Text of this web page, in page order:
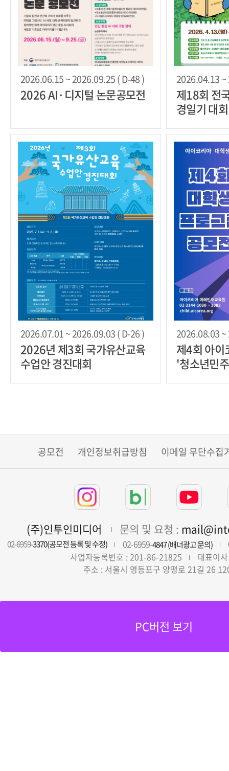
2026.06.15 ~ 2026.09.25 ( D-48 )
2026 AI·디지털 논문공모전
2026.04.13 ~
제18회 전
경일기 대회
2026.07.01 ~ 2026.09.03 ( D-26 )
2026년 제3회 국가유산교육
수업안 경진대회
2026.08.03 ~
제4회 아이
'청소년민
공모전 개인정보취급방침 이메일 무단수집
(주)인투인미디어 문의 및 요청 :
02-6959-3370(공모전 등록 및 수정) 02-6959-4847 (배너광고 문의)
사업자등록번호 : 201-86-21825
대표이
주소 : 서울시 영등포구 양평로 21길 26
PC버전 보기